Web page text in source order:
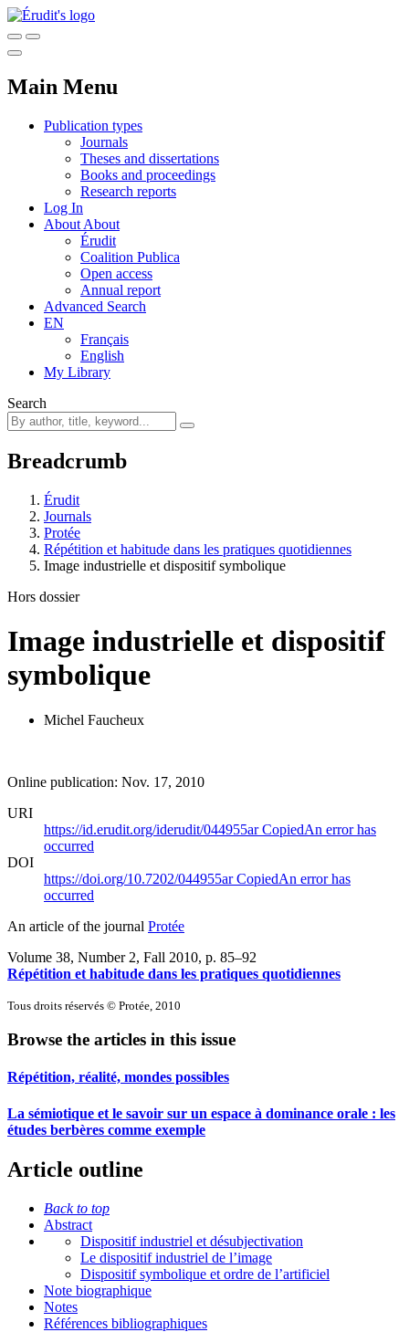
Main Menu
Publication types
Journals
Theses and dissertations
Books and proceedings
Research reports
Log In
About About
Érudit
Coalition Publica
Open access
Annual report
Advanced Search
EN
Français
English
My Library
Search
Breadcrumb
Érudit
Journals
Protée
Répétition et habitude dans les pratiques quotidiennes
Image industrielle et dispositif symbolique
Hors dossier
Image industrielle et dispositif
symbolique
Michel Faucheux
Online publication: Nov. 17, 2010
URI
https://id.erudit.org/iderudit/044955arCopiedAn error has
occurred
DOI
https://doi.org/10.7202/044955arCopiedAn error has
occurred
An article of the journal Protée
Volume 38, Number 2, Fall 2010, p. 85–92
Répétition et habitude dans les pratiques quotidiennes
Tous droits réservés © Protée, 2010
Browse the articles in this issue
Répétition, réalité, mondes possibles
La sémiotique et le savoir sur un espace à dominance orale : les
études berbères comme exemple
Article outline
Back to top
Abstract
Dispositif industriel et désubjectivation
Le dispositif industriel de l’image
Dispositif symbolique et ordre de l’artificiel
Note biographique
Notes
Références bibliographiques